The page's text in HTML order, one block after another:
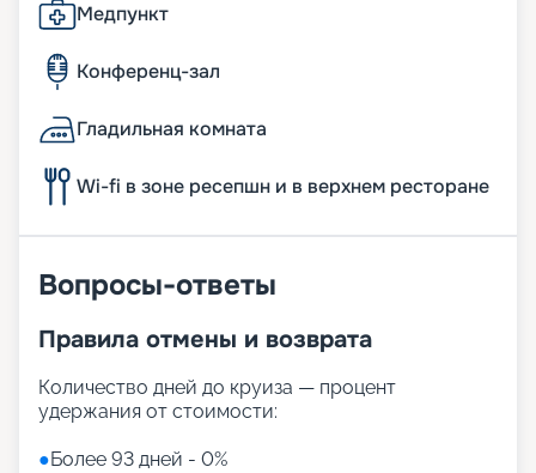
Медпункт
Конференц-зал
Гладильная комната
Wi-fi в зоне ресепшн и в верхнем ресторане
Вопросы-ответы
Правила отмены и возврата
Количество дней до круиза — процент
удержания от стоимости:
●Более 93 дней - 0%